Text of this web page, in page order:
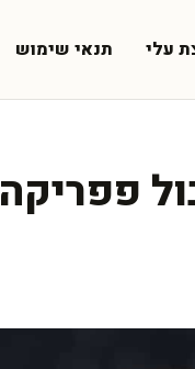
עלי תנאי שימוש
פפריקה